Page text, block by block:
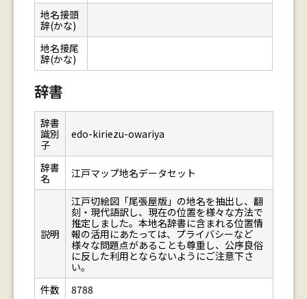
地名接頭
辞(かな)
地名接尾
辞(かな)
辞書
辞書
識別
子
edo-kiriezu-owariya
辞書
名
江戸マップ地名データセット
説明
江戸切絵図「尾張屋版」の地名を抽出し、翻
刻・現代語訳し、現在の位置を様々な方法で
推定しました。本地名辞書に含まれる位置情
報の活用にあたっては、プライバシーなど
様々な問題点があることも尊重し、公序良俗
に反した利用とならないようにご注意下さ
い。
件数
8788